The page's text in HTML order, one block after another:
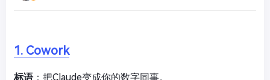
1. Cowork
标语：把Claude变成你的数字同事。